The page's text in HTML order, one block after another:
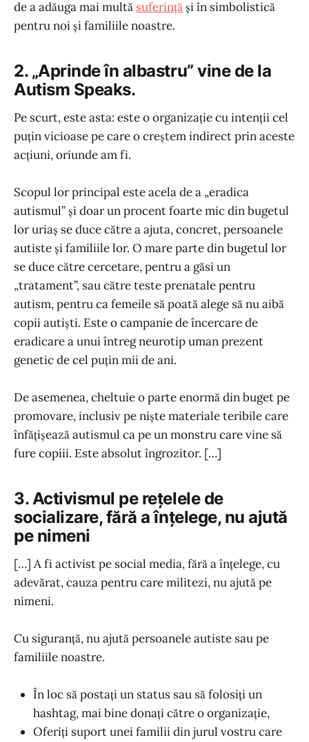
de a adăuga mai multă suferințăși în simbolistică
pentru noi și familiile noastre.
2. „Aprinde în albastru” vine de la
Autism Speaks.
Pe scurt, este asta: este o organizație cu intenții cel
puțin vicioase pe care o creștem indirect prin aceste
acțiuni, oriunde am fi.
Scopul lor principal este acela de a „eradica
autismul” și doar un procent foarte mic din bugetul
lor uriaș se duce către a ajuta, concret, persoanele
autiste și familiile lor. O mare parte din bugetul lor
se duce către cercetare, pentru a găsi un
„tratament”, sau către teste prenatale pentru
autism, pentru ca femeile să poată alege să nu aibă
copii autiști. Este o campanie de încercare de
eradicare a unui întreg neurotip uman prezent
genetic de cel puțin mii de ani.
De asemenea, cheltuie o parte enormă din buget pe
promovare, inclusiv pe niște materiale teribile care
înfățișează autismul ca pe un monstru care vine să
fure copiii. Este absolut îngrozitor. […]
3. Activismul pe rețelele de
socializare, fără a înțelege, nu ajută
pe nimeni
[…] A fi activist pe social media, fără a înțelege, cu
adevărat, cauza pentru care militezi, nu ajută pe
nimeni.
Cu siguranță, nu ajută persoanele autiste sau pe
familiile noastre.
În loc să postați un status sau să folosiți un
hashtag, mai bine donați către o organizație,
Oferiți suport unei familii din jurul vostru care